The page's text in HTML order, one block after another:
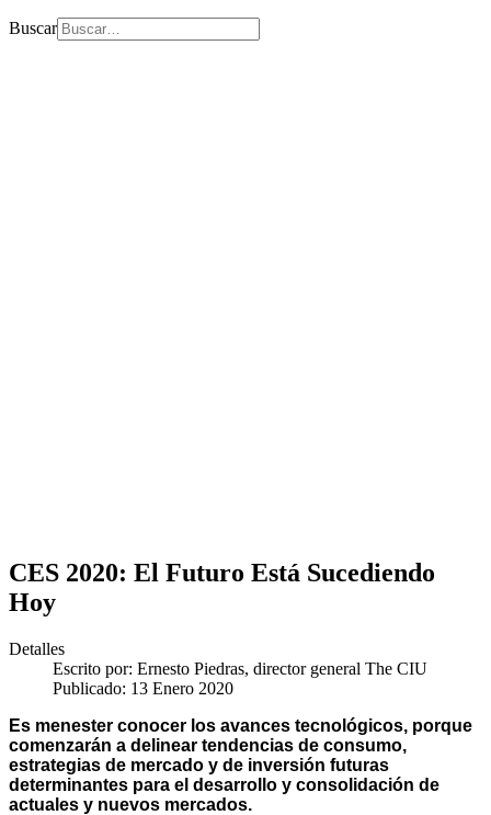
Buscar
CES 2020: El Futuro Está Sucediendo
Hoy
Detalles
Escrito por: Ernesto Piedras, director general The CIU
Publicado: 13 Enero 2020
Es menester conocer los avances tecnológicos, porque
comenzarán a delinear tendencias de consumo,
estrategias de mercado y de inversión futuras
determinantes para el desarrollo y consolidación de
actuales y nuevos mercados.